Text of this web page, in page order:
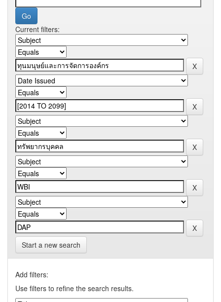
Current filters:
Start a new search
Add filters:
Use filters to refine the search results.